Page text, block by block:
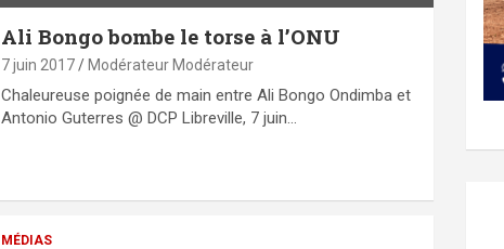
Ali Bongo bombe le torse à l’ONU
7 juin 2017 Modérateur Modérateur
Chaleureuse poignée de main entre Ali Bongo Ondimba et
Antonio Guterres @ DCP Libreville, 7 juin…
MÉDIAS